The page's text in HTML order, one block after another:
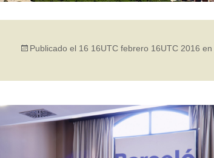
Publicado el 16 16UTC febrero 16UTC 2016 en